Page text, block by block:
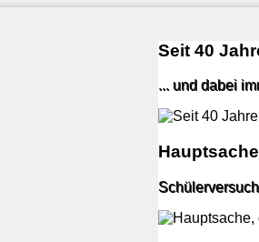
Seit 40
... und dabei